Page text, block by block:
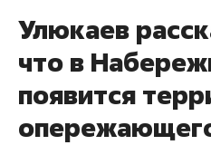
Улюкаев
что в
появится